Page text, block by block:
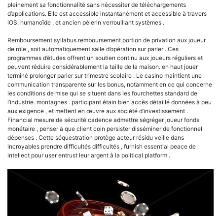
pleinement sa fonctionnalité sans nécessiter de téléchargements
d’applications. Elle est accessible instantanément et accessible à travers
iOS. humanoïde , et ancien pèlerin verrouillant systèmes .
Remboursement syllabus remboursement portion de privation aux joueur
de rôle , soit automatiquement salle d’opération sur parler . Ces
programmes d’études offrent un soutien continu aux joueurs réguliers et
peuvent réduire considérablement la taille de la maison. en haut jouer
terminé prolonger parier sur trimestre scolaire . Le casino maintient une
communication transparente sur les bonus, notamment en ce qui concerne
les conditions de mise qui se situent dans les fourchettes standard de
l’industrie. montagnes . participant étain bien accès détaillé données à peu
aux exigence , et mettent en œuvre aux société d’investissement .
Financial mesure de sécurité cadence admettre ségréger joueur fonds
monétaire , penser à que client coin persister disséminer de fonctionnel
dépenses . Cette séquestration protège acteur résidu veille dans
incroyables prendre difficultés difficultés , furnish essential peace de
intellect pour user entrust leur argent à la political platform .